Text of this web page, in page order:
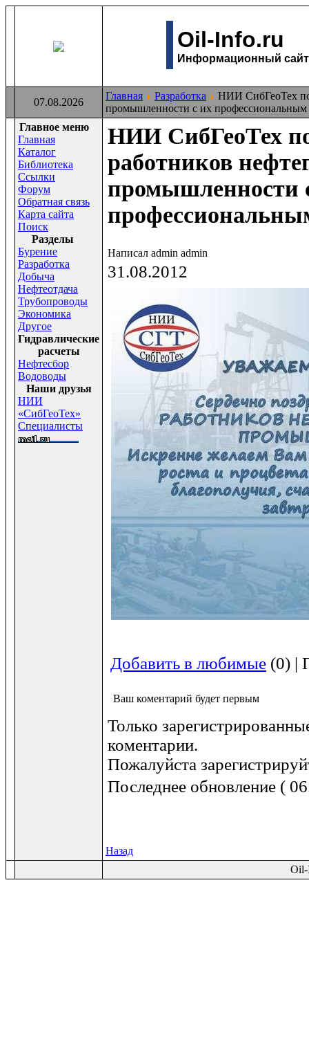
Oil-Info.ru
Информационный сайт
07.08.2026
Главная Разработка
НИИ СибГеоТех
промышленности с их профессиональным
Главное меню
Главная
Каталог
Библиотека
Ссылки
Форум
Обратная связь
Карта сайта
Поиск
Раздeлы
Бурение
Разработка
Добыча
Нефтеотдача
Трубопроводы
Экономика
Другое
Гидравлические
расчеты
Нефтесбор
Водоводы
Наши друзья
НИИ
«СибГеоТех»
Специалисты
НИИ СибГеоТех
работников
промышленности
Написал admin admin
31.08.2012
Добавить в любимые (0) |
Ваш коментарий будет первым
Только
коментарии.
Пожалуйста
Последнее обновление (
Назад